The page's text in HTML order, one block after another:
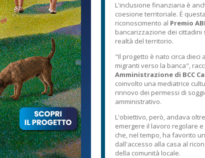
L'inclusione finanziaria è
coesione territoriale. È
riconoscimento al Premio
bancarizzazione dei cittadini
realtà del territorio.
"Il progetto è nato circa
migranti verso la banca",
Amministrazione di BCC
coinvolto una mediatrice
rinnovo dei permessi di
amministrativo.
L'obiettivo, però, andava
emergere il lavoro regolare
che, nel tempo, ha favorito
dall'accesso alla casa al
della comunità locale.